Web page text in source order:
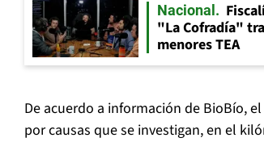
Nacional
"La Cofradía"
menores TEA
De acuerdo a información de BioBío,
por causas que se investigan, en el